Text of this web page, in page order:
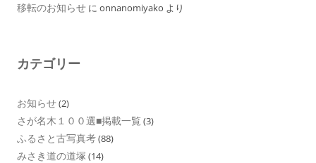
移転のお知らせ に onnanomiyako より
カテゴリー
お知らせ(2)
さが名木１００選■掲載一覧 (3)
ふるさと古写真考(88)
みさき道の道塚 (14)